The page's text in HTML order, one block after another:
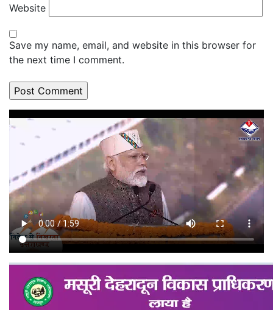
Website
Save my name, email, and website in this browser for
the next time I comment.